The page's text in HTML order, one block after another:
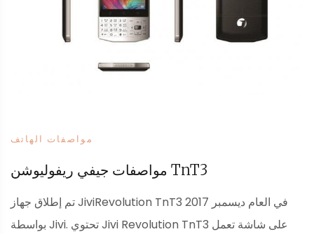
مواصفات الهاتف
مواصفات جيفي ريفوليوشن TnT3
تم إطلاق جهاز JiviRevolution TnT3 في العام ديسمبر 2017
بواسطة Jivi. تحتوي Jivi Revolution TnT3 على شاشة تعمل